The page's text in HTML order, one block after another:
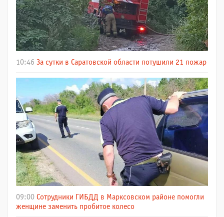
10:46 За сутки в Саратовской области потушили 21 пожар
09:00 Сотрудники ГИБДД в Марксовском районе помогли
женщине заменить пробитое колесо